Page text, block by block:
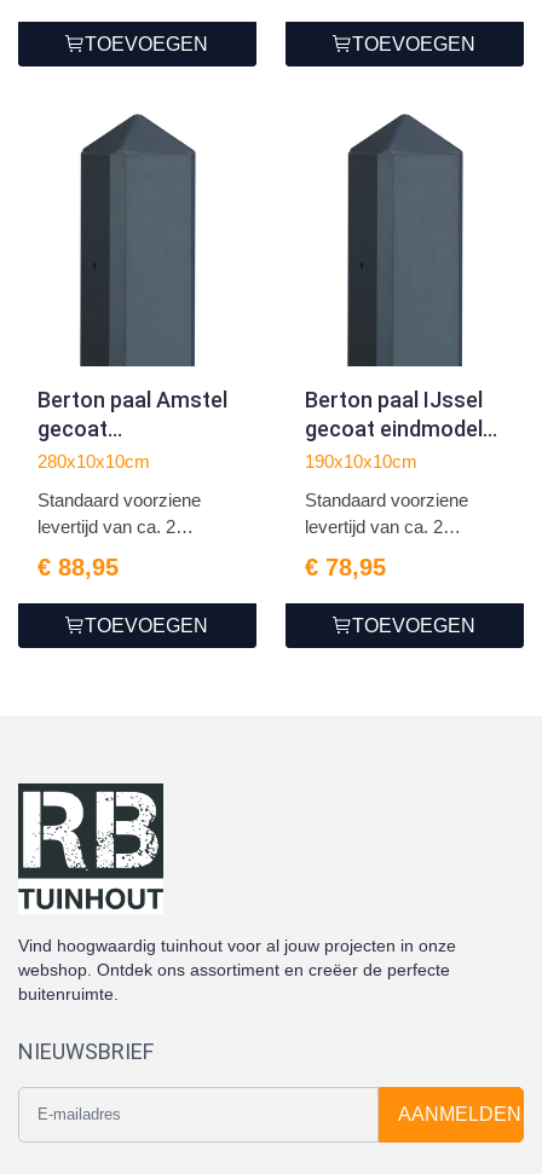
TOEVOEGEN TOEVOEGEN
Berton paal Amstel
gecoat
tussenmodel 280
280x10x10cm
Standaard voorziene
levertijd van ca. 2
€ 88,95
TOEVOEGEN
Berton paal IJssel
gecoat eindmodel
190
190x10x10cm
Standaard voorziene
levertijd van ca. 2
€ 78,95
TOEVOEGEN
Vind hoogwaardig tuinhout voor al jouw projecten in onze
webshop. Ontdek ons assortiment en creëer de perfecte
buitenruimte.
NIEUWSBRIEF
AANMELDEN